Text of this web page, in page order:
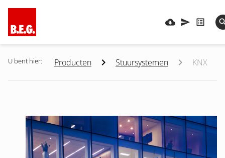
U bent hier: Producten Stuursystemen KNX